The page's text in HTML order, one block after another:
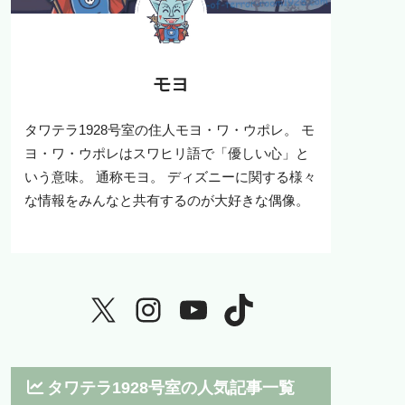
モヨ
タワテラ1928号室の住人モヨ・ワ・ウポレ。 モ
ヨ・ワ・ウポレはスワヒリ語で「優しい心」と
いう意味。 通称モヨ。 ディズニーに関する様々
な情報をみんなと共有するのが大好きな偶像。
タワテラ1928号室の人気記事一覧